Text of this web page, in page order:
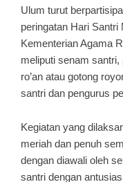
Ulum turut
peringatan Hari
Kementerian Agama
meliputi senam
ro’an atau gotong
santri dan pengurus
Kegiatan yang
meriah dan penuh
dengan diawali oleh
santri dengan